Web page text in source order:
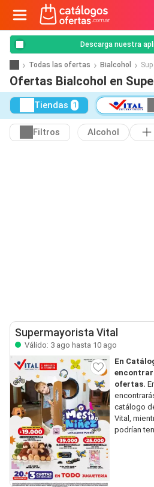
Descarga nuestra
Todas las ofertas Bialcohol
Ofertas Bialcohol en
Tiendas 1
Filtros Alcohol
Supermayorista Vital
Válido: 3 ago hasta 10 ago
En
ofertas.
catálogo
Vital,
podrían